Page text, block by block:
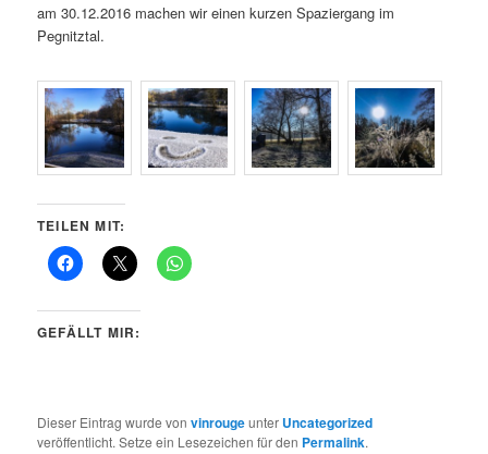
am 30.12.2016 machen wir einen kurzen Spaziergang im
Pegnitztal.
TEILEN MIT:
GEFÄLLT MIR:
Dieser Eintrag wurde vonvinrougeunter Uncategorized
veröffentlicht. Setze ein Lesezeichen für den Permalink.